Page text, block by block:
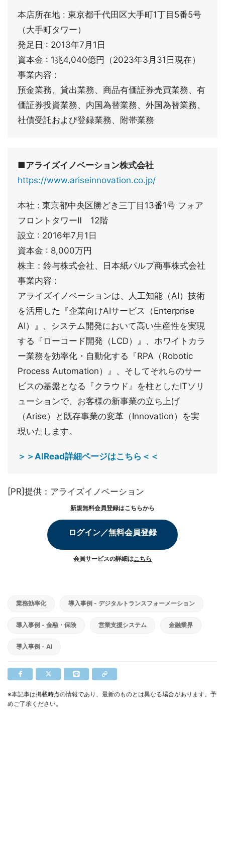
本店所在地 : 東京都千代田区大手町1丁目5番5号
（大手町タワー）
発足日 : 2013年7月1日
資本金 : 1兆4,040億円（2023年3月31日現在）
事業内容 :
預金業務、貸出業務、商品有価証券売買業務、有
価証券投資業務、内国為替業務、外国為替業務、
社債受託および登録業務、附帯業務
■アライズイノベーション株式会社
https://www.ariseinnovation.co.jp/
本社 : 東京都中央区勝どき三丁目13番1号 フォア
フロントタワーⅡ 12階
設立 : 2016年7月1日
資本金 : 8,000万円
株主：鈴与株式会社、日本紙パルプ商事株式会社
事業内容 :
アライズイノベーションは、人工知能（AI）技術
を活用した『企業向けAIサービス（Enterprise
AI）』、システム開発において高い生産性を実現
する『ローコード開発（LCD）』、ホワイトカラ
ー業務を効率化・自動化する『RPA（Robotic
Process Automation）』、そしてそれらのサー
ビスの基盤となる『クラウド』を柱としたITソリ
ューションで、お客様の新事業の立ち上げ
（Arise）と既存事業の変革（Innovation）を実
現いたします。
＞＞AIRead詳細ページはこちら＜＜
[PR]提供：アライズイノベーション
新規無料会員登録はこちらから
ログイン／無料会員登録
会員サービスの詳細はこちら
業務効率化 導入事例 - デジタルトランスフォーメーション
導入事例 - 金融・保険 営業支援システム 金融業界
導入事例 - AI
※本記事は掲載時点の情報であり、最新のものとは異なる場合があります。予
めご了承ください。